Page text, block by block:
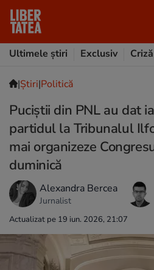
Ultimele știri
Exclusiv
|Ştiri|Politică
Puciștii din PNL au dat
partidul la Tribunalul
mai organizeze
duminică
Alexandra Bercea
Jurnalist
Actualizat pe 19 iun. 2026, 21:07